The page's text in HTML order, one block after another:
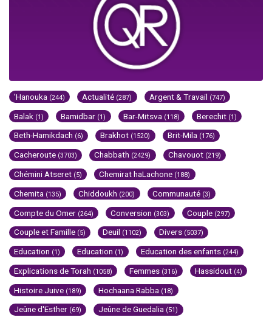
'Hanouka (244) Actualité (287) Argent & Travail (747)
Balak (1) Bamidbar (1) Bar-Mitsva (118) Berechit (1)
Beth-Hamikdach (6) Brakhot (1520) Brit-Mila (176)
Cacheroute (3703) Chabbath (2429) Chavouot (219)
Chémini Atseret (5) Chemirat haLachone (188)
Chemita (135) Chiddoukh (200) Communauté (3)
Compte du Omer (264) Conversion (303) Couple (297)
Couple et Famille (5) Deuil (1102) Divers (5037)
Education (1) Education (1) Education des enfants (244)
Explications de Torah (1058) Femmes (316) Hassidout (4)
Histoire Juive (189) Hochaana Rabba (18)
Jeûne d'Esther (69) Jeûne de Guedalia (51)